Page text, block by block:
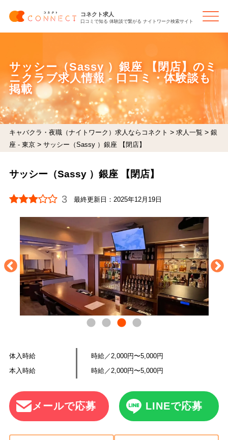
コネクト求人
口コミで知る 体験談で繋がる ナイトワーク検索サイト
サッシー（Sassy ）銀座 【閉店】のミ
ニクラブ求人情報 - 口コミ・体験談も
掲載
キャバクラ・夜職（ナイトワーク）求人ならコネクト > 求人一覧 > 銀
座 - 東京> サッシー（Sassy ）銀座 【閉店】
サッシー（Sassy ）銀座 【閉店】
3 最終更新日：2025年12月19日
体入時給
時給／2,000円〜5,000円
本入時給
時給／2,000円〜5,000円
メールで応募 LINEで応募